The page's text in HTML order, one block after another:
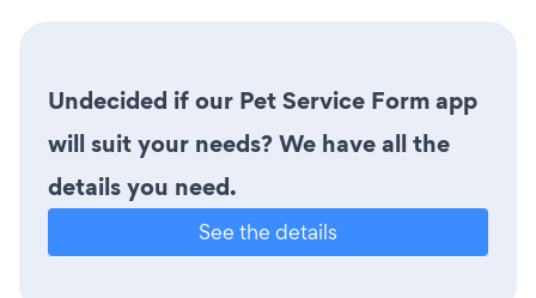
Undecided if our Pet Service Form app
will suit your needs? We have all the
details you need.
See the details